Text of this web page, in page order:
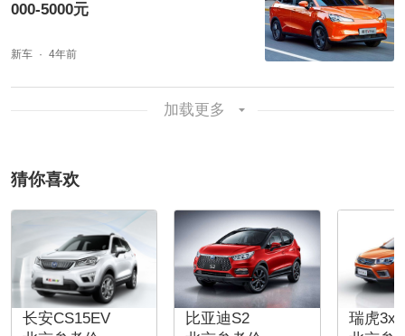
000-5000元
新车 4年前
加载更多
猜你喜欢
长安CS15EV
比亚迪S2
瑞虎3xe